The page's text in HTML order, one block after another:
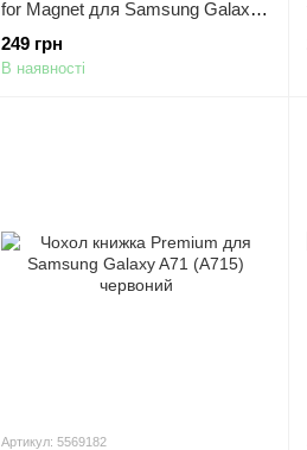
for Magnet для Samsung Galaxy
броньований
249 грн
В наявності
Артикул: 5569182